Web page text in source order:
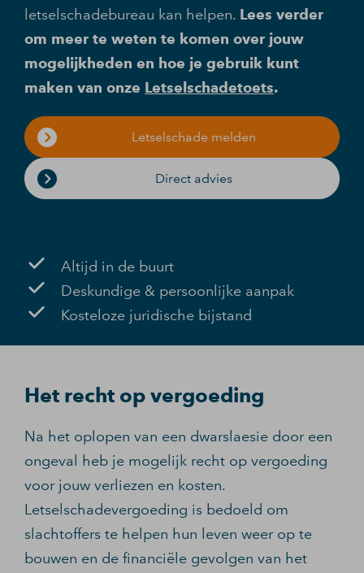
letselschadebureau kan helpen. Lees verder
om meer te weten te komen over jouw
mogelijkheden en hoe je gebruik kunt
maken van onze Letselschadetoets.
Letselschade melden
Direct advies
Altijd in de buurt
Deskundige & persoonlijke aanpak
Kosteloze juridische bijstand
Het recht op vergoeding
Na het oplopen van een dwarslaesie door een
ongeval heb je mogelijk recht op vergoeding
voor jouw verliezen en kosten.
Letselschadevergoeding is bedoeld om
slachtoffers te helpen hun leven weer op te
bouwen en de financiële gevolgen van het